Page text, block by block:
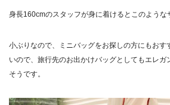
身長160cmのスタッフが身に着けるとこのような
小ぶりなので、ミニバッグをお探しの方にもおす
いので、旅行先のお出かけバッグとしてもエレガ
そうです。